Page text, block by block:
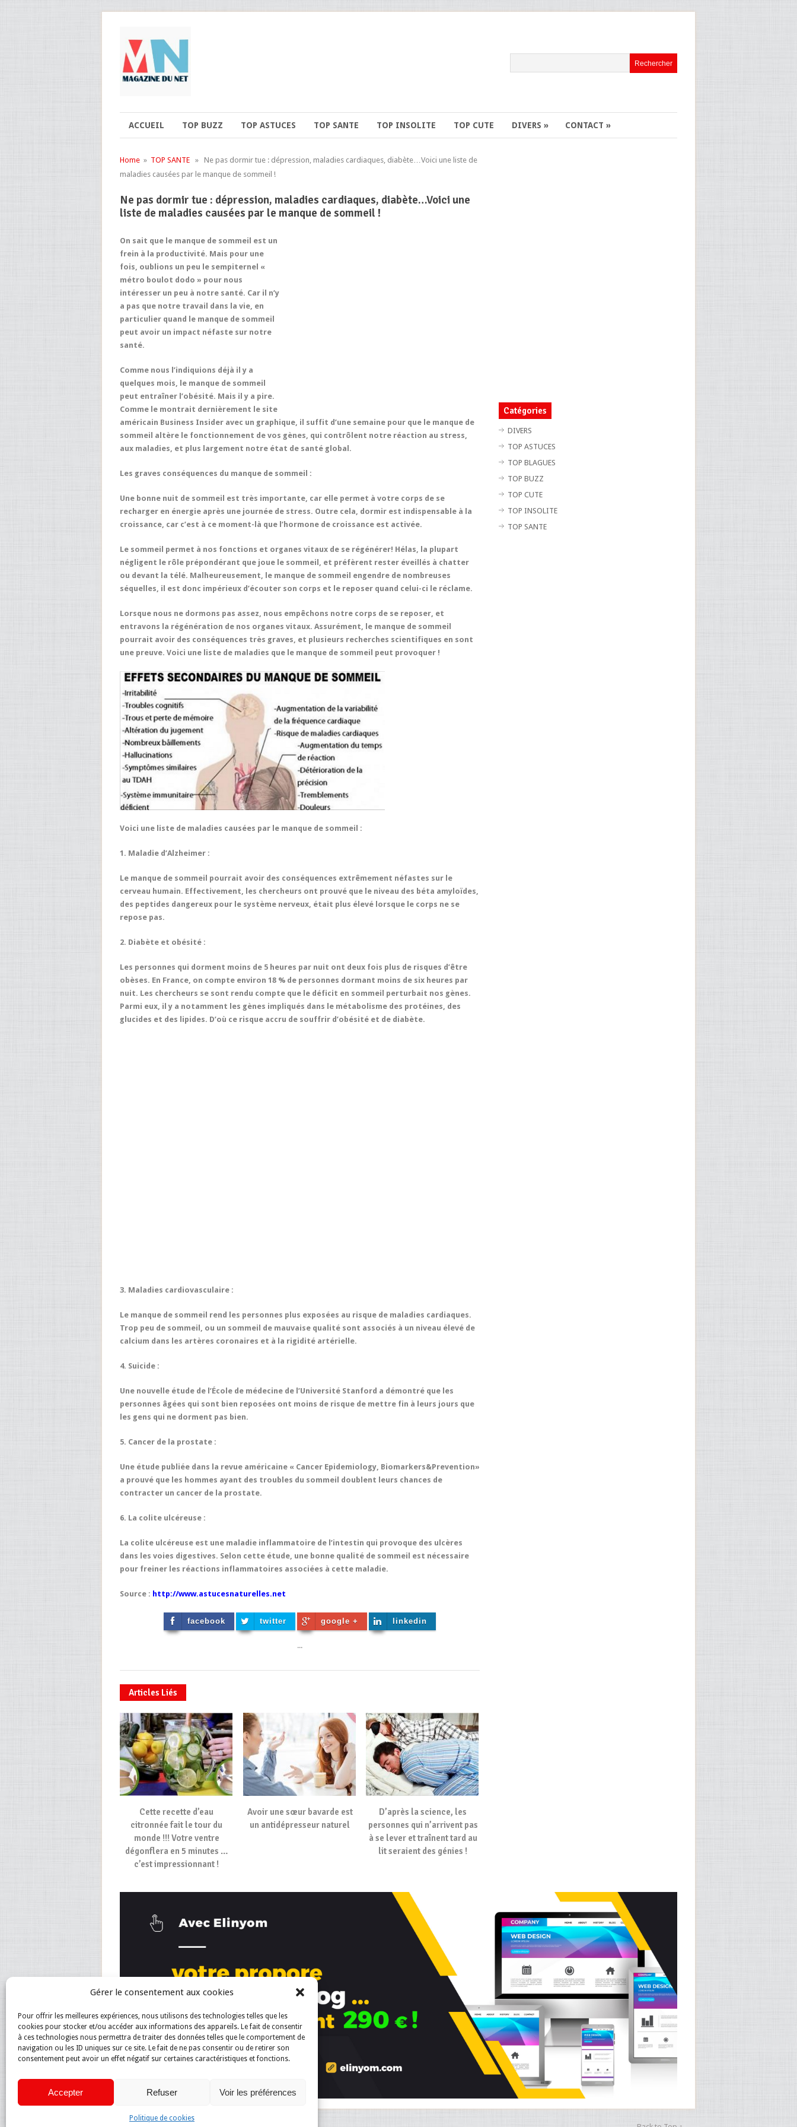
Gérer le consentement aux cookies
Pour offrir les meilleures expériences, nous utilisons des technologies telles que les
cookies pour stocker et/ou accéder aux informations des appareils. Le fait de consentir
à ces technologies nous permettra de traiter des données telles que le comportement de
navigation ou les ID uniques sur ce site. Le fait de ne pas consentir ou de retirer son
consentement peut avoir un effet négatif sur certaines caractéristiques et fonctions.
Accepter Refuser Voir les préférences
Politique de cookies
ACCUEIL TOP BUZZ TOP ASTUCES TOP SANTE TOP INSOLITE TOP CUTE DIVERS » CONTACT »
Home » TOP SANTE » Ne pas dormir tue : dépression, maladies cardiaques, diabète…Voici une liste de
maladies causées par le manque de sommeil !
Ne pas dormir tue : dépression, maladies cardiaques, diabète…Voici une
liste de maladies causées par le manque de sommeil !
On sait que le manque de sommeil est un
frein à la productivité. Mais pour une
fois, oublions un peu le sempiternel «
métro boulot dodo » pour nous
intéresser un peu à notre santé. Car il n’y
a pas que notre travail dans la vie, en
particulier quand le manque de sommeil
peut avoir un impact néfaste sur notre
santé.
Comme nous l’indiquions déjà il y a
quelques mois, le manque de sommeil
peut entraîner l’obésité. Mais il y a pire.
Comme le montrait dernièrement le site
américain Business Insider avec un graphique, il suffit d’une semaine pour que le manque de
sommeil altère le fonctionnement de vos gènes, qui contrôlent notre réaction au stress,
aux maladies, et plus largement notre état de santé global.
Les graves conséquences du manque de sommeil :
Une bonne nuit de sommeil est très importante, car elle permet à votre corps de se
recharger en énergie après une journée de stress. Outre cela, dormir est indispensable à la
croissance, car c’est à ce moment-là que l’hormone de croissance est activée.
Le sommeil permet à nos fonctions et organes vitaux de se régénérer! Hélas, la plupart
négligent le rôle prépondérant que joue le sommeil, et préfèrent rester éveillés à chatter
ou devant la télé. Malheureusement, le manque de sommeil engendre de nombreuses
séquelles, il est donc impérieux d’écouter son corps et le reposer quand celui-ci le réclame.
Lorsque nous ne dormons pas assez, nous empêchons notre corps de se reposer, et
entravons la régénération de nos organes vitaux. Assurément, le manque de sommeil
pourrait avoir des conséquences très graves, et plusieurs recherches scientifiques en sont
une preuve. Voici une liste de maladies que le manque de sommeil peut provoquer !
Voici une liste de maladies causées par le manque de sommeil :
1. Maladie d’Alzheimer :
Le manque de sommeil pourrait avoir des conséquences extrêmement néfastes sur le
cerveau humain. Effectivement, les chercheurs ont prouvé que le niveau des béta amyloïdes,
des peptides dangereux pour le système nerveux, était plus élevé lorsque le corps ne se
repose pas.
2. Diabète et obésité :
Les personnes qui dorment moins de 5 heures par nuit ont deux fois plus de risques d’être
obèses. En France, on compte environ 18 % de personnes dormant moins de six heures par
nuit. Les chercheurs se sont rendu compte que le déficit en sommeil perturbait nos gènes.
Parmi eux, il y a notamment les gènes impliqués dans le métabolisme des protéines, des
glucides et des lipides. D’où ce risque accru de souffrir d’obésité et de diabète.
3. Maladies cardiovasculaire :
Le manque de sommeil rend les personnes plus exposées au risque de maladies cardiaques.
Trop peu de sommeil, ou un sommeil de mauvaise qualité sont associés à un niveau élevé de
calcium dans les artères coronaires et à la rigidité artérielle.
4. Suicide :
Une nouvelle étude de l’École de médecine de l’Université Stanford a démontré que les
personnes âgées qui sont bien reposées ont moins de risque de mettre fin à leurs jours que
les gens qui ne dorment pas bien.
5. Cancer de la prostate :
Une étude publiée dans la revue américaine « Cancer Epidemiology, Biomarkers&Prevention»
a prouvé que les hommes ayant des troubles du sommeil doublent leurs chances de
contracter un cancer de la prostate.
6. La colite ulcéreuse :
La colite ulcéreuse est une maladie inflammatoire de l’intestin qui provoque des ulcères
dans les voies digestives. Selon cette étude, une bonne qualité de sommeil est nécessaire
pour freiner les réactions inflammatoires associées à cette maladie.
Source : http://www.astucesnaturelles.net
facebook twitter google + linkedin
...
Articles Liés
Cette recette d’eau
citronnée fait le tour du
monde !!! Votre ventre
dégonflera en 5 minutes …
c’est impressionnant !
Avoir une sœur bavarde est
un antidépresseur naturel
D’après la science, les
personnes qui n’arrivent pas
à se lever et traînent tard au
lit seraient des génies !
Catégories
DIVERS
TOP ASTUCES
TOP BLAGUES
TOP BUZZ
TOP CUTE
TOP INSOLITE
TOP SANTE